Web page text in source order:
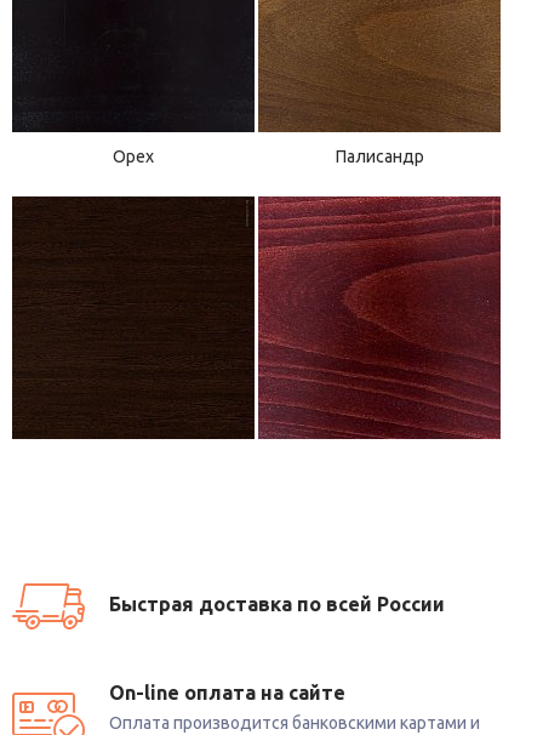
Орех Палисандр
Быстрая доставка по всей России
On-line оплата на сайте
Оплата производится банковскими картами и